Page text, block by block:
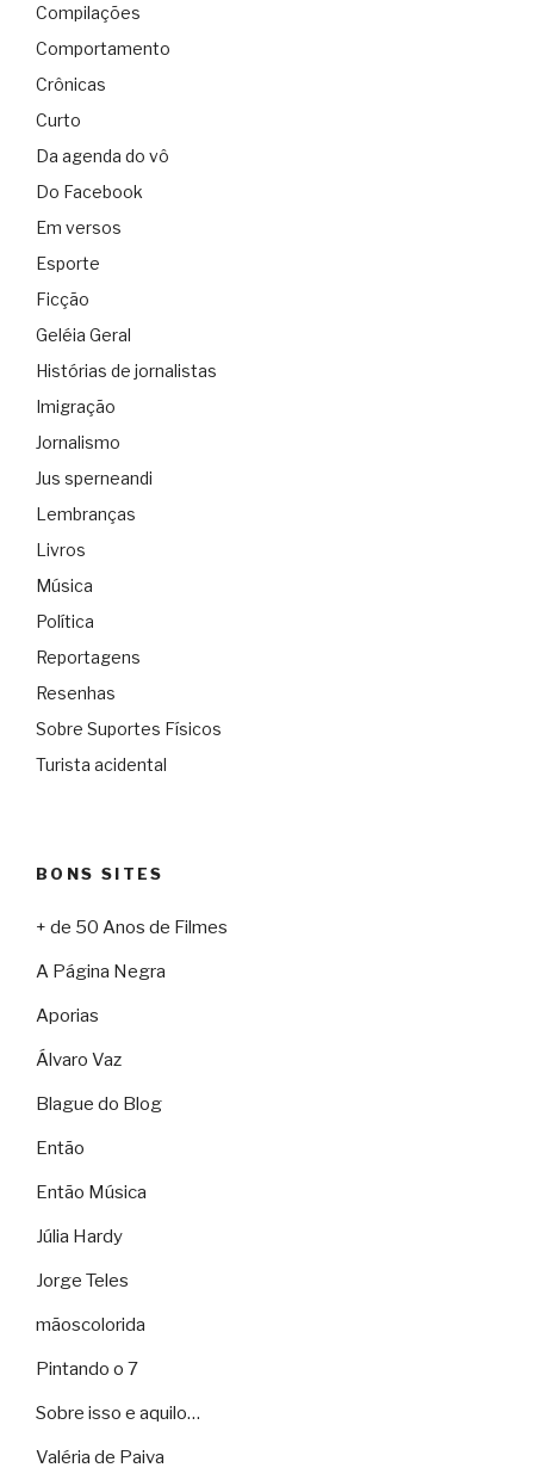
Compilações
Comportamento
Crônicas
Curto
Da agenda do vô
Do Facebook
Em versos
Esporte
Ficção
Geléia Geral
Histórias de jornalistas
Imigração
Jornalismo
Jus sperneandi
Lembranças
Livros
Música
Política
Reportagens
Resenhas
Sobre Suportes Físicos
Turista acidental
BONS SITES
+ de 50 Anos de Filmes
A Página Negra
Aporias
Álvaro Vaz
Blague do Blog
Então
Então Música
Júlia Hardy
Jorge Teles
mãoscolorida
Pintando o 7
Sobre isso e aquilo…
Valéria de Paiva